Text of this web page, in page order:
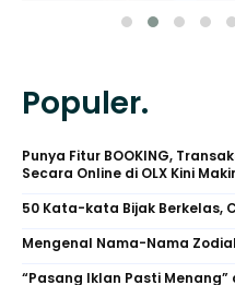
Populer.
Punya Fitur BOOKING,
Secara Online di OLX Kini
50 Kata-kata Bijak Berkelas,
Mengenal Nama-Nama
“Pasang Iklan Pasti Menang”